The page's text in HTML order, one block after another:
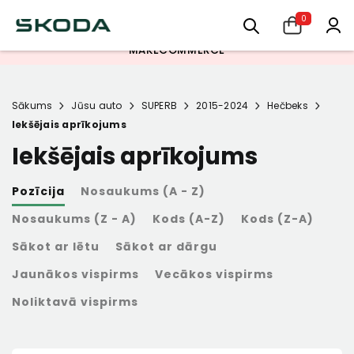
PIEDĀVĀJAM IZMANTOT INBANK NOMAKSAS IESPĒJU. SĪKĀKS INFO
REDZAMS APMAKSAS BRĪDĪ.
PĒRC TAGAD, MAKSĀ VĒLĀK -
MAKECOMMERCE
0
Sākums Jūsu auto SUPERB 2015-2024
Hečbeks
Iekšējais aprīkojums
Iekšējais aprīkojums
Pozīcija
Nosaukums (A - Z)
Nosaukums (Z - A)
Kods (A-Z)
Kods (Z-A)
Sākot ar lētu
Sākot ar dārgu
Jaunākos vispirms
Vecākos vispirms
Noliktavā vispirms